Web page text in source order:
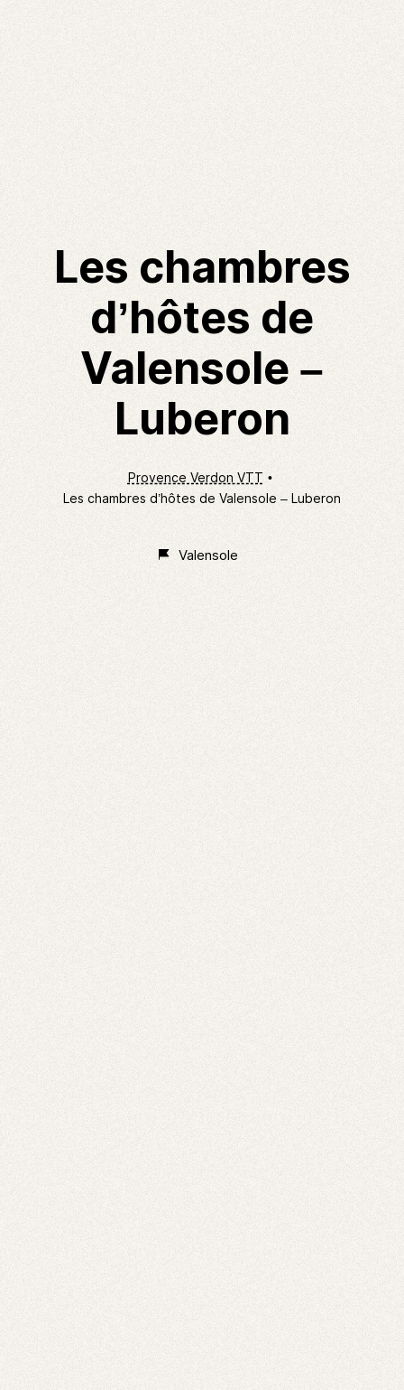
Les chambres
d’hôtes de
Valensole –
Luberon
Provence Verdon VTT
Les chambres d’hôtes de Valensole – Luberon
Valensole